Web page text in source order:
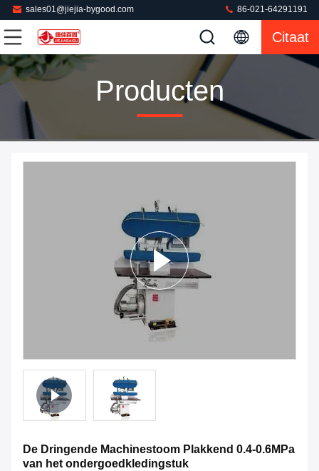
sales01@jiejia-bygood.com 86-021-64291191
Citaat
Producten
De Dringende Machinestoom Plakkend 0.4-0.6MPa
van het ondergoedkledingstuk